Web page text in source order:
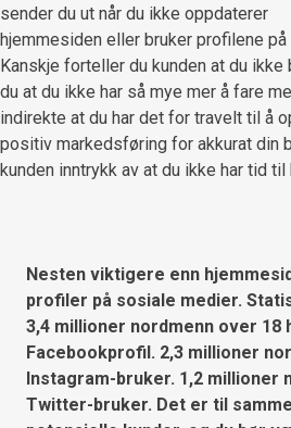
sender du ut når du ikke oppdaterer
hjemmesiden eller bruker profilene
Kanskje forteller du kunden at du
du at du ikke har så mye mer å fare
indirekte at du har det for travelt til å
positiv markedsføring for akkurat din
kunden inntrykk av at du ikke har tid til
Nesten viktigere enn
profiler på sosiale medier.
3,4 millioner nordmenn over 18
Facebookprofil. 2,3 millioner
Instagram-bruker. 1,2 millioner
Twitter-bruker. Det er til